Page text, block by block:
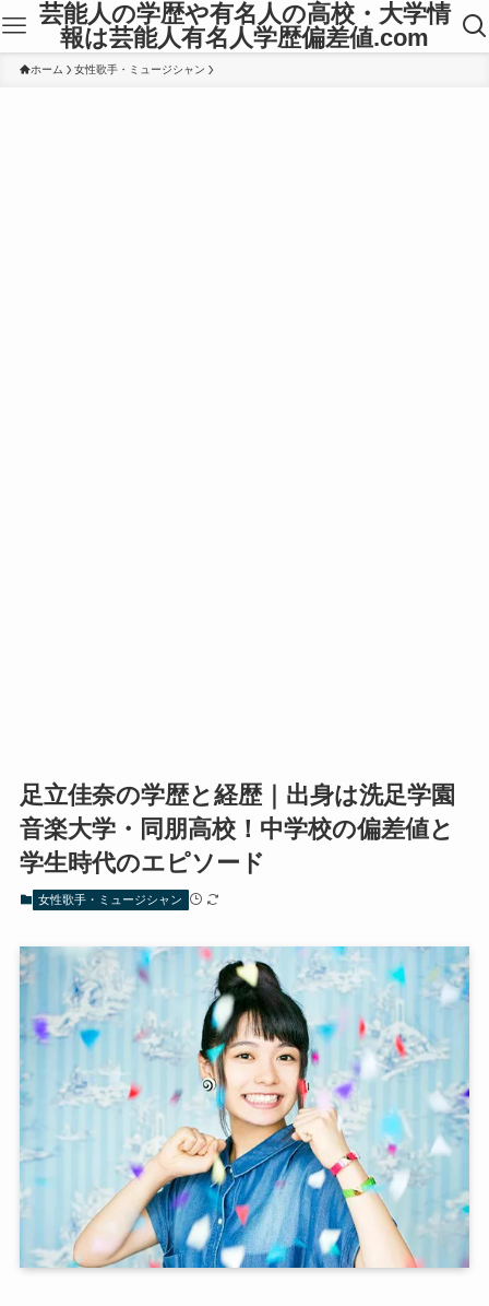
芸能人の学歴や有名人の高校・大学情
報は芸能人有名人学歴偏差値.com
ホーム 女性歌手・ミュージシャン
足立佳奈の学歴と経歴｜出身は洗足学園
音楽大学・同朋高校！中学校の偏差値と
学生時代のエピソード
女性歌手・ミュージシャン